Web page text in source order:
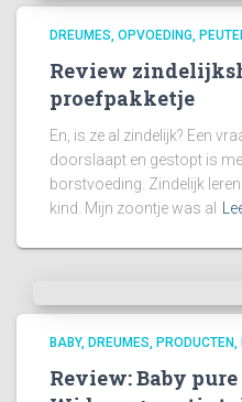
DREUMES OPVOEDING
Review
proefpakketje
En, is ze al zindelijk? Een
doorslaapt en gestopt is
borstvoeding. Zindelijk
kind. Mijn zoontje was al
BABY DREUMES PRODUCTEN
Review: Baby